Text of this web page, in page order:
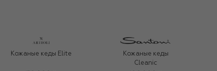
Кожаные кеды Elite
Кожаные кеды
Cleanic